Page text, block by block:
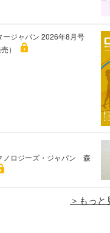
ージャパン 2026年8月号
）
ノロジーズ・ジャパン 森
もっと